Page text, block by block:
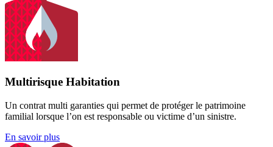
Multirisque Habitation
Un contrat multi garanties qui permet de protéger le patrimoine
familial lorsque l’on est responsable ou victime d’un sinistre.
En savoir plus